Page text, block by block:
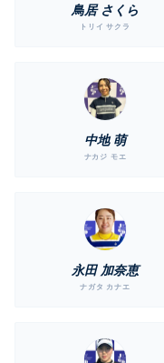
鳥居 さくら
トリイ サクラ
中地 萌
ナカジ モエ
永田 加奈恵
ナガタ カナエ